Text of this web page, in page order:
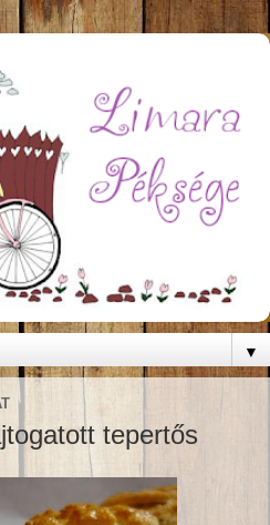
▼
tepertős